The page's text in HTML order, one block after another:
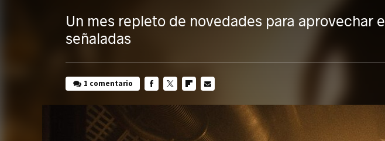
Un mes repleto de novedades para aprovechar
señaladas
1 comentario